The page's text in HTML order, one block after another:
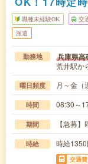
職種未経験OK 交
派遣
勤務地 兵庫県高
荒井駅か
曜日頻度 月～金（
時間 08:30～
期間 【急募
時給 時給1350
交通費